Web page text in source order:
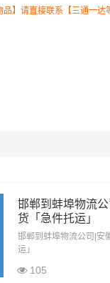
品】请直接联系【三通一达
邯郸到蚌埠物流
货「急件托运」
邯郸到蚌埠物流公司|安
运」
105